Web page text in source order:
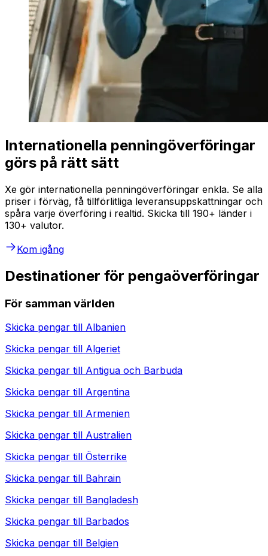
Internationella penningöverföringar
görs på rätt sätt
Xe gör internationella penningöverföringar enkla. Se alla
priser i förväg, få tillförlitliga leveransuppskattningar och
spåra varje överföring i realtid. Skicka till 190+ länder i
130+ valutor.
Kom igång
Destinationer för pengaöverföringar
För samman världen
Skicka pengar till Albanien
Skicka pengar till Algeriet
Skicka pengar till Antigua och Barbuda
Skicka pengar till Argentina
Skicka pengar till Armenien
Skicka pengar till Australien
Skicka pengar till Österrike
Skicka pengar till Bahrain
Skicka pengar till Bangladesh
Skicka pengar till Barbados
Skicka pengar till Belgien